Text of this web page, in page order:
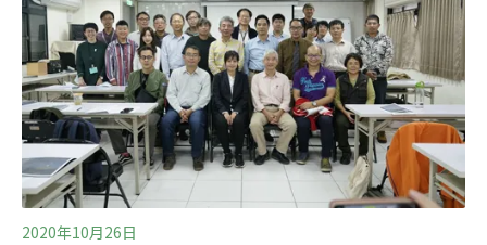
SpaceX希望在這個基礎上，再發射3萬顆第二代星鏈衛
星，覆蓋全球。這些人造衛星提供了世界上許多地方高速
的網路服務，卻也影響了我們環境的方方面面，特別是令
科學家震驚的亮度。根據《富比世》報導，天文學使用
「星等」系統來討論亮度，數字越大則越暗，例如最亮的
星等為-1、肉眼可見最暗的星等為6。在多數天文學家的預
測
2020年10月26日